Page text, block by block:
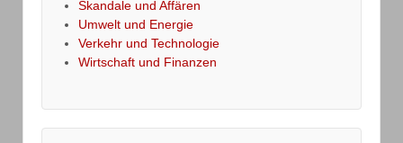
Skandale und Affären
Umwelt und Energie
Verkehr und Technologie
Wirtschaft und Finanzen